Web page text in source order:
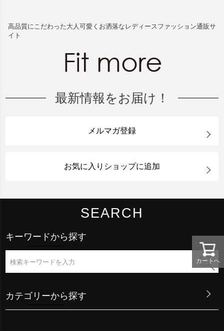
カートへ
高品質にこだわった大人可愛くお洒落なレディースファッション通販サ
イト
最新情報をお届け！
メルマガ登録
お気に入りショップに追加
SEARCH
キーワードから探す
カテゴリーから探す